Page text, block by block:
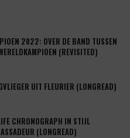
2022: OVER DE BAND TUSSEN
(REVISITED)
UIT FLEURIER (LONGREAD)
CHRONOGRAPH IN STIJL
(LONGREAD)